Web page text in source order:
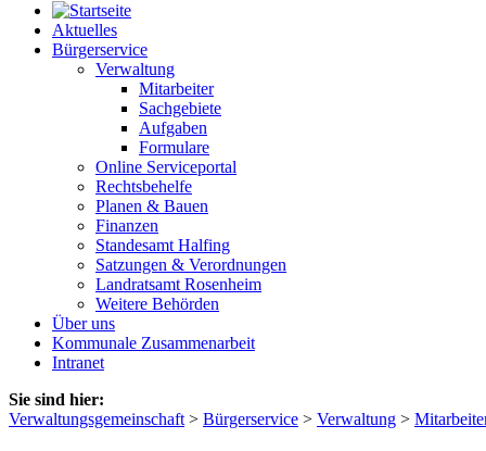
Aktuelles
Bürgerservice
Verwaltung
Mitarbeiter
Sachgebiete
Aufgaben
Formulare
Online Serviceportal
Rechtsbehelfe
Planen & Bauen
Finanzen
Standesamt Halfing
Satzungen & Verordnungen
Landratsamt Rosenheim
Weitere Behörden
Über uns
Kommunale Zusammenarbeit
Intranet
Sie sind hier:
Verwaltungsgemeinschaft > Bürgerservice > Verwaltung >